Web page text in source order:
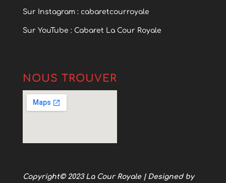
Sur Instagram : cabaretcourroyale
Sur YouTube : Cabaret La Cour Royale
NOUS TROUVER
Copyright© 2023 La Cour Royale| Designed by